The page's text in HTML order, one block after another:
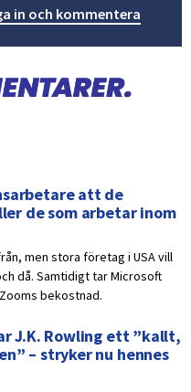
in och kommentera
att de
de som arbetar inom
men stora företag i USA vill
då. Samtidigt tar Microsoft
bekostnad.
J.K. Rowling ett ”kallt,
– stryker nu hennes